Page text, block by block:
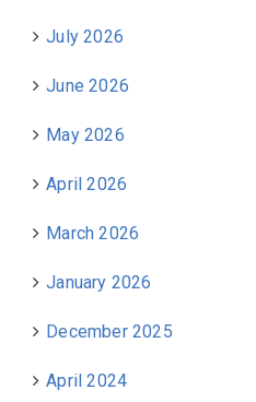
July 2026
June 2026
May 2026
April 2026
March 2026
January 2026
December 2025
April 2024